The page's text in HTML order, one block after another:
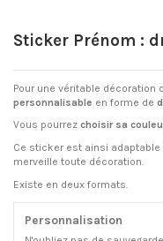
Sticker Prénom :
Pour une véritable décoration
personnalisable en forme de
Vous pourrez choisir sa
Ce sticker est ainsi
merveille toute décoration.
Existe en deux formats.
Personnalisation